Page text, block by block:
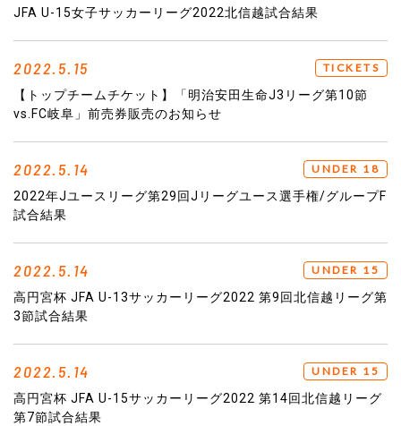
JFA U-15女子サッカーリーグ2022北信越試合結果
2022.5.15 TICKETS
【トップチームチケット】「明治安田生命J3リーグ第10節
vs.FC岐阜」前売券販売のお知らせ
2022.5.14 UNDER 18
2022年Jユースリーグ第29回Jリーグユース選手権/グループF
試合結果
2022.5.14 UNDER 15
高円宮杯 JFA U-13サッカーリーグ2022 第9回北信越リーグ第
3節試合結果
2022.5.14 UNDER 15
高円宮杯 JFA U-15サッカーリーグ2022 第14回北信越リーグ
第7節試合結果